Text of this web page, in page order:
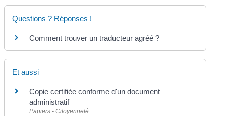
Questions ? Réponses !
Comment trouver un traducteur agréé ?
Et aussi
Copie certifiée conforme d'un document
administratif
Papiers - Citoyenneté